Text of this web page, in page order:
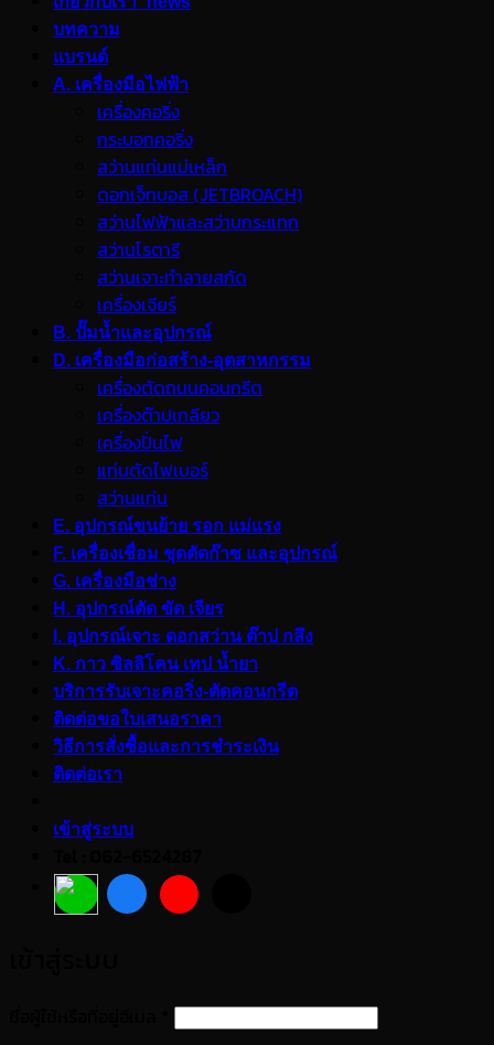
บทความ
แบรนด์
A. เครื่องมือไฟฟ้า
เครื่องคอริ่ง
กระบอกคอริ่ง
สว่านแท่นแม่เหล็ก
ดอกเจ็ทบอส (JETBROACH)
สว่านไฟฟ้าและสว่านกระแทก
สว่านโรตารี
สว่านเจาะทำลายสกัด
เครื่องเจียร์
B. ปั๊มน้ำและอุปกรณ์
D. เครื่องมือก่อสร้าง-อุตสาหกรรม
เครื่องตัดถนนคอนกรีต
เครื่องต๊าปเกลียว
เครื่องปั่นไฟ
แท่นตัดไฟเบอร์
สว่านแท่น
E. อุปกรณ์ขนย้าย รอก แม่แรง
F. เครื่องเชื่อม ชุดตัดก๊าซ และอุปกรณ์
G. เครื่องมือช่าง
H. อุปกรณ์ตัด ขัด เจียร
I. อุปกรณ์เจาะ ดอกสว่าน ต๊าป กลึง
K. กาว ซิลลิโคน เทป น้ำยา
บริการรับเจาะคอริ่ง-ตัดคอนกรีต
ติดต่อขอใบเสนอราคา
วิธีการสั่งซื้อและการชำระเงิน
ติดต่อเรา
เข้าสู่ระบบ
ต้องการ